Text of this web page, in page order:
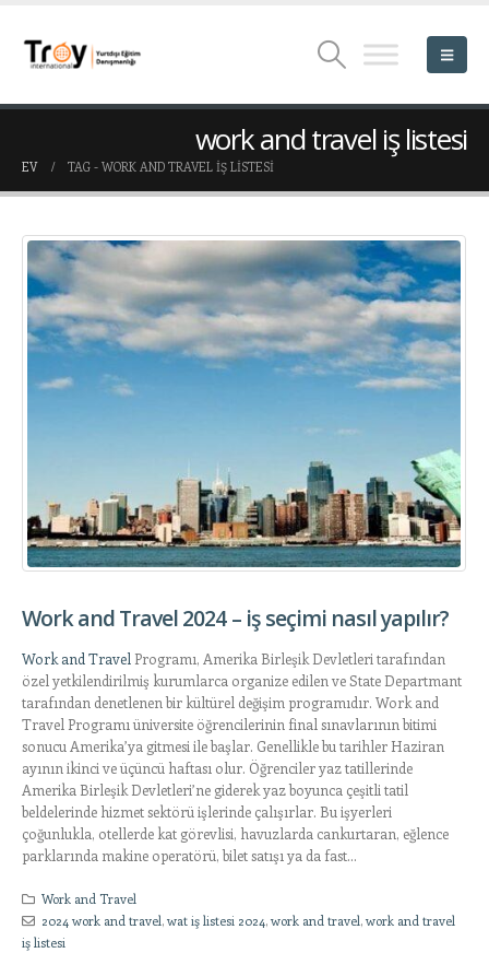
work and travel iş listesi
EV TAG - WORK AND TRAVEL IŞ LISTESI
Work and Travel 2024 – iş seçimi nasıl yapılır?
Work and Travel Programı, Amerika Birleşik Devletleri tarafından
özel yetkilendirilmiş kurumlarca organize edilen ve State Departmant
tarafından denetlenen bir kültürel değişim programıdır. Work and
Travel Programı üniversite öğrencilerinin final sınavlarının bitimi
sonucu Amerika’ya gitmesi ile başlar. Genellikle bu tarihler Haziran
ayının ikinci ve üçüncü haftası olur. Öğrenciler yaz tatillerinde
Amerika Birleşik Devletleri’ne giderek yaz boyunca çeşitli tatil
beldelerinde hizmet sektörü işlerinde çalışırlar. Bu işyerleri
çoğunlukla, otellerde kat görevlisi, havuzlarda cankurtaran, eğlence
parklarında makine operatörü, bilet satışı ya da fast...
Work and Travel
2024 work and travel,wat iş listesi 2024,work and travel,work and travel
iş listesi